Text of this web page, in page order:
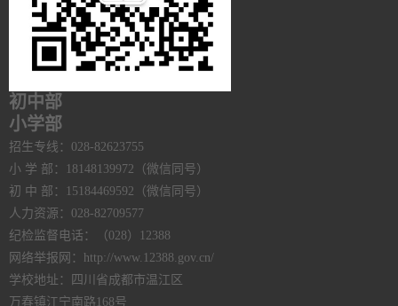
初中部
小学部
招生专线：028-82623755
小 学 部：18148139972（微信同号）
初 中 部：15184469592（微信同号）
人力资源：028-82709577
纪检监督电话：（028）12388
网络举报网：http://www.12388.gov.cn/
学校地址：四川省成都市温江区
万春镇江宁南路168号